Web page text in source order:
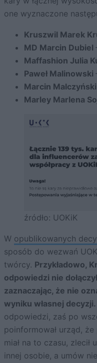
one wyznaczone
Kruszwil Marek
MD Marcin Dubiel
Maffashion Julia
Paweł Malinowski
Marcin Malczyński
Marley Marlena
źródło: UOKiK
W opublikowanych
sposób do wezwań
twórcy. Przykładowo,
odpowiedzi nie
zaznaczając, że nie
wyniku własnej decyzji.
odpowiedzi, zaś po
poinformował urząd,
miał na to czasu,
innej osobie, a umów